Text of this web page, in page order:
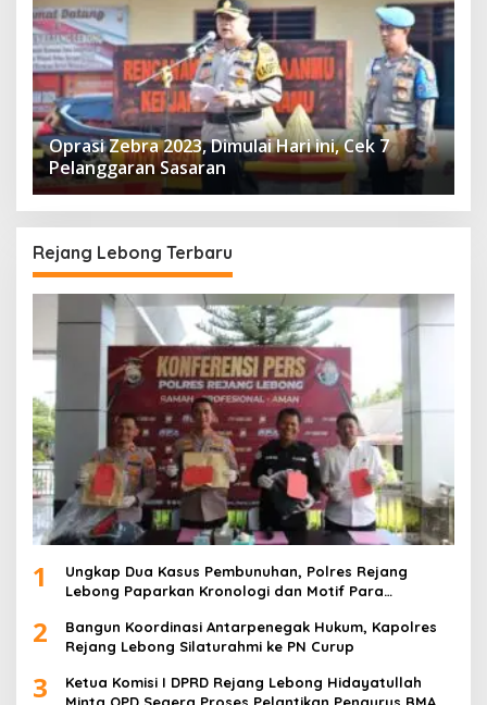
Oprasi Zebra 2023, Dimulai Hari ini, Cek 7
Pelanggaran Sasaran
Rejang Lebong Terbaru
1
Ungkap Dua Kasus Pembunuhan, Polres Rejang
Lebong Paparkan Kronologi dan Motif Para
2
Bangun Koordinasi Antarpenegak Hukum, Kapolres
Rejang Lebong Silaturahmi ke PN Curup
3
Ketua Komisi I DPRD Rejang Lebong Hidayatullah
Minta OPD Segera Proses Pelantikan Pengurus BMA